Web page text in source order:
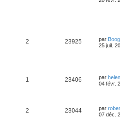
2 23925 par
25 juil.
1 23406 par
04 févr.
2 23044 par
07 déc.